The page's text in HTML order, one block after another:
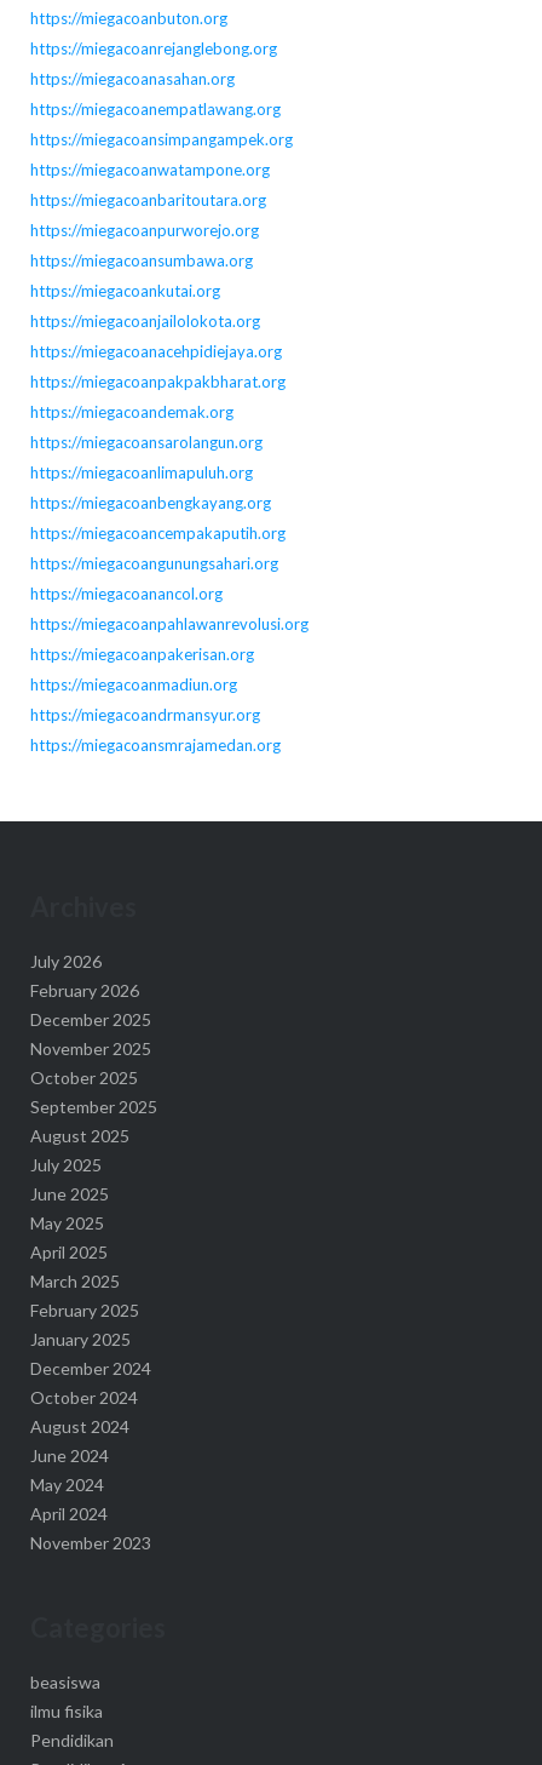
https://miegacoanbuton.org
https://miegacoanrejanglebong.org
https://miegacoanasahan.org
https://miegacoanempatlawang.org
https://miegacoansimpangampek.org
https://miegacoanwatampone.org
https://miegacoanbaritoutara.org
https://miegacoanpurworejo.org
https://miegacoansumbawa.org
https://miegacoankutai.org
https://miegacoanjailolokota.org
https://miegacoanacehpidiejaya.org
https://miegacoanpakpakbharat.org
https://miegacoandemak.org
https://miegacoansarolangun.org
https://miegacoanlimapuluh.org
https://miegacoanbengkayang.org
https://miegacoancempakaputih.org
https://miegacoangunungsahari.org
https://miegacoanancol.org
https://miegacoanpahlawanrevolusi.org
https://miegacoanpakerisan.org
https://miegacoanmadiun.org
https://miegacoandrmansyur.org
https://miegacoansmrajamedan.org
July 2026
February 2026
December 2025
November 2025
October 2025
September 2025
August 2025
July 2025
June 2025
May 2025
April 2025
March 2025
February 2025
January 2025
December 2024
October 2024
August 2024
June 2024
May 2024
April 2024
November 2023
beasiswa
ilmu fisika
Pendidikan